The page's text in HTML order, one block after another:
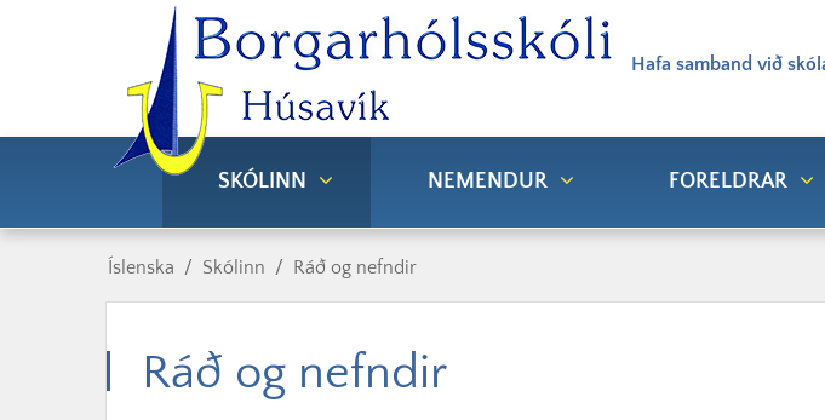
SKÓLINN NEMENDUR FORELDRAR
Hafa samband við
Íslenska / Skólinn / Ráð og nefndir
Ráð og nefndir